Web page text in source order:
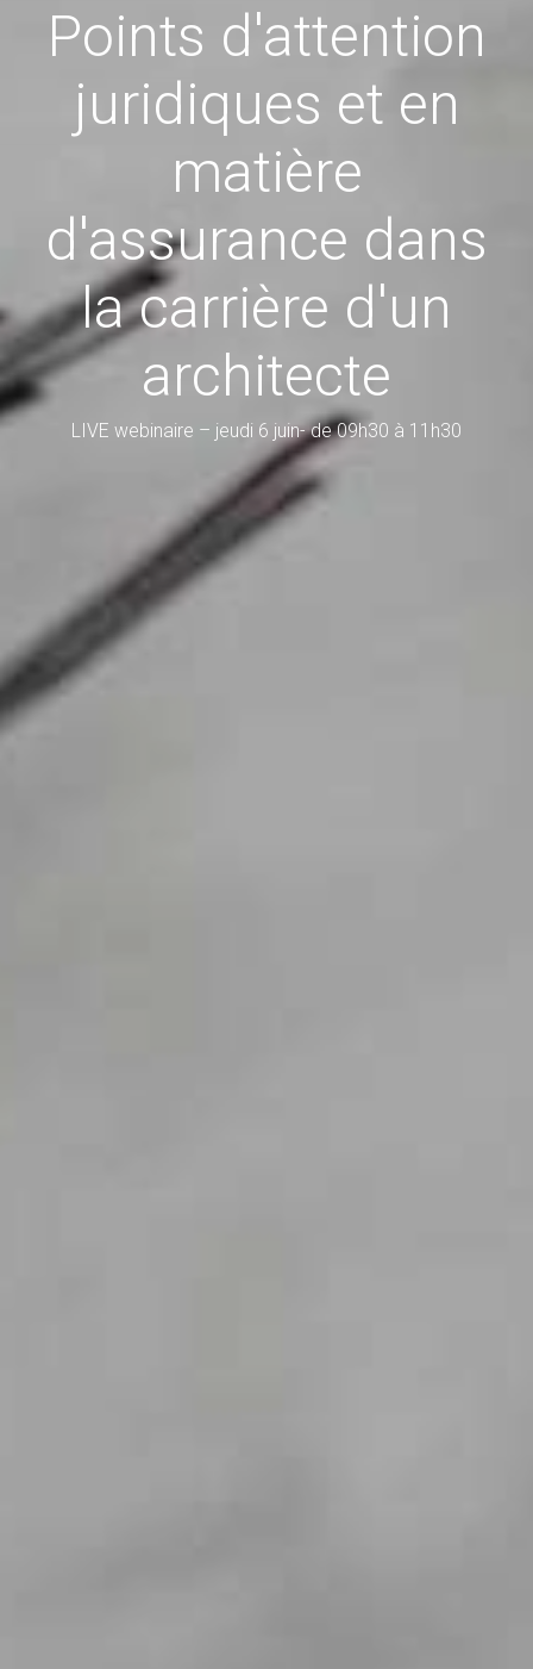
Points d'attention
juridiques et en
matière
d'assurance dans
la carrière d'un
architecte
LIVE webinaire – jeudi 6 juin- de 09h30 à 11h30